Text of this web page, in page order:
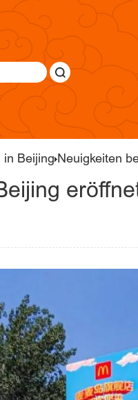
in Beijing Neuigkeiten